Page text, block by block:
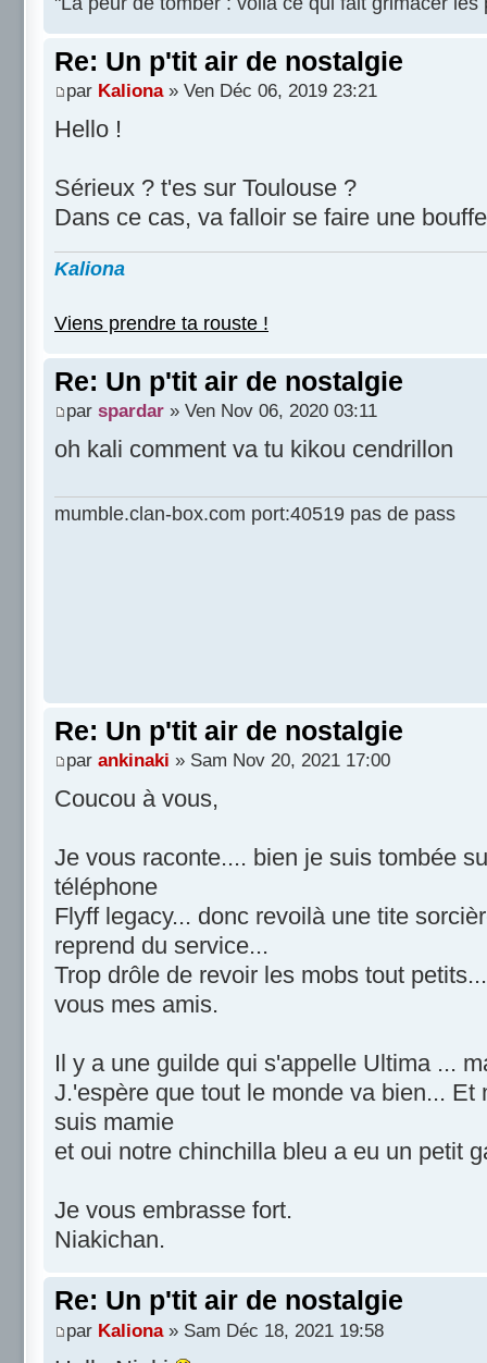
Re: Un p'tit air de nostalgie
par Kaliona» Ven Déc 06, 2019 23:21
Hello !
Sérieux ? t'es sur Toulouse ?
Dans ce cas, va falloir se faire une
Kaliona
Viens prendre ta rouste !
Re: Un p'tit air de nostalgie
par spardar » Ven Nov 06, 2020 03:11
oh kali comment va tu kikou cendrillon
mumble.clan-box.com port:40519 pas de pass
Re: Un p'tit air de nostalgie
par ankinaki » Sam Nov 20, 2021 17:00
Coucou à vous,
Je vous raconte.... bien je suis tombée
téléphone
Flyff legacy... donc revoilà une tite
reprend du service...
Trop drôle de revoir les mobs tout
vous mes amis.
Il y a une guilde qui s'appelle Ultima ...
J.'espère que tout le monde va bien... Et
suis mamie
et oui notre chinchilla bleu a eu un petit
Je vous embrasse fort.
Niakichan.
Re: Un p'tit air de nostalgie
par Kaliona» Sam Déc 18, 2021 19:58